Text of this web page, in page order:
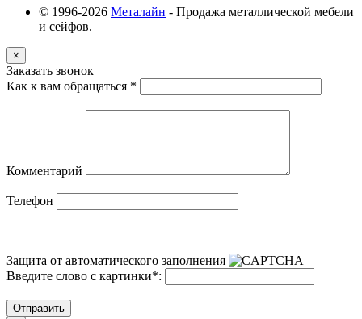
© 1996-2026 Металайн - Продажа металлической мебели
и сейфов.
×
Заказать звонок
Как к вам обращаться *
Комментарий
Телефон
Защита от автоматического заполнения
Введите слово с картинки*:
Отправить